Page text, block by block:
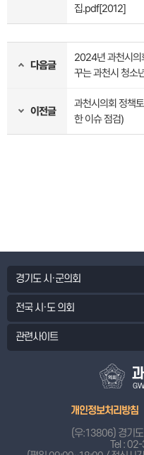
집.pdf[2012]
다음글
2024년 과천시의
꾸는 과천시 청소
이전글
과천시의회 정책
한 이슈 점검)
경기도 시·군의회
전국 시·도 의회
관련사이트
개인정보처리방침
(우:13806) 경기
Tel :02-